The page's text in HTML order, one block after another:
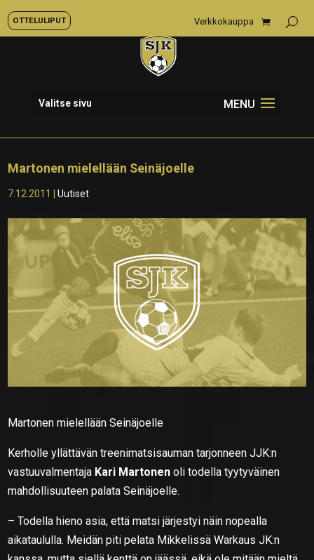
OTTELULIPUT Verkkokauppa
Valitse sivu
Martonen mielellään Seinäjoelle
7.12.2011 |Uutiset
Martonen mielellään Seinäjoelle
Kerholle yllättävän treenimatsisauman tarjonneen JJK:n
vastuuvalmentaja Kari Martonen oli todella tyytyväinen
mahdollisuuteen palata Seinäjoelle.
– Todella hieno asia, että matsi järjestyi näin nopealla
aikataululla. Meidän piti pelata Mikkelissä Warkaus JK:n